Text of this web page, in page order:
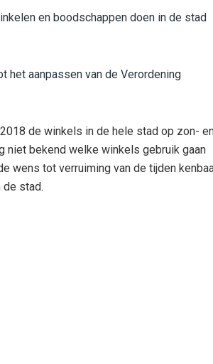
en boodschappen doen in de stad
het aanpassen van de Verordening
de winkels in de hele stad op zon-
niet bekend welke winkels gebruik gaan
wens tot verruiming van de tijden
stad.